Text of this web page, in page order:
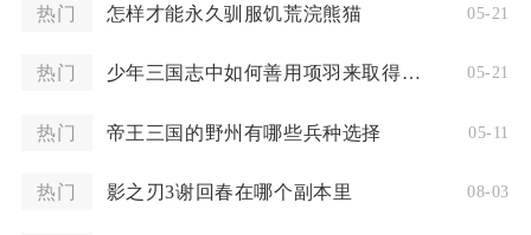
热门 怎样才能永久驯服饥荒浣熊猫 05-21
热门 少年三国志中如何善用项羽来取得胜利 05-21
热门 帝王三国的野州有哪些兵种选择 05-11
热门 影之刃3谢回春在哪个副本里 08-03